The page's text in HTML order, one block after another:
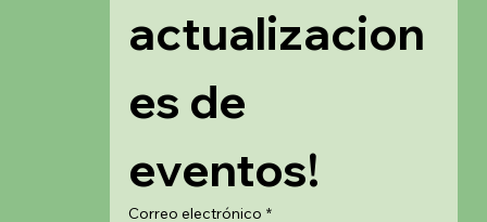
actualizacion
es de
eventos!
Correo electrónico *